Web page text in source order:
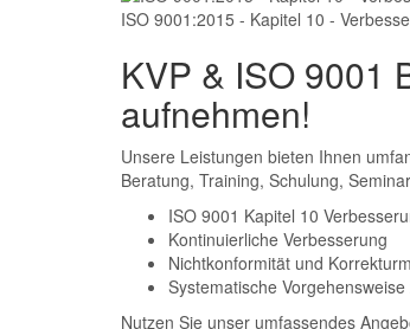
ISO 9001:2015 - Kapitel 10 -
KVP & ISO 9001
aufnehmen!
Unsere Leistungen bieten Ihnen
Beratung, Training, Schulung,
ISO 9001 Kapitel 10
Kontinuierliche Verbesserung
Nichtkonformität und
Systematische
Nutzen Sie unser umfassendes